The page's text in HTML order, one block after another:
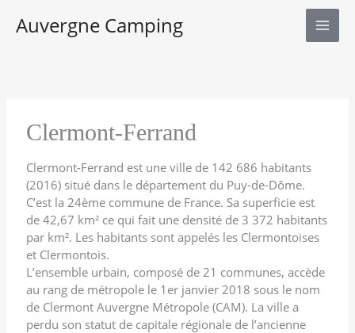
Auvergne Camping
Clermont-Ferrand
Clermont-Ferrand est une ville de 142 686 habitants
(2016) situé dans le département du Puy-de-Dôme.
C’est la 24ème commune de France. Sa superficie est
de 42,67 km² ce qui fait une densité de 3 372 habitants
par km². Les habitants sont appelés les Clermontoises
et Clermontois.
L’ensemble urbain, composé de 21 communes, accède
au rang de métropole le 1er janvier 2018 sous le nom
de Clermont Auvergne Métropole (CAM). La ville a
perdu son statut de capitale régionale de l’ancienne